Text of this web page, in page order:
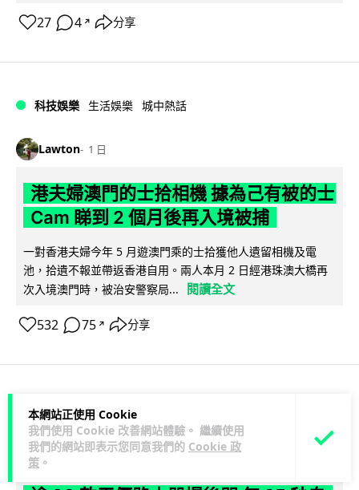
本網站正使用 Cookie
我們使用 Cookie 改善網站體驗。 繼續使用
我們的網站即表示您同意我們的 Cookie 政
策 。
27 4 ↗ 分享
科技娛樂 生活娛樂 城中熱話
Lawton 1 日
港夫婦澳門的士拾相機 據為己有被的士
Cam 睇到 2 個月後再入境被捕
一對香港夫婦今年 5 月遊澳門乘的士拾獲他人遺留相機及電
池，拾遺不報並帶返香港自用。兩人本月 2 日經港珠澳大橋再
次入境澳門時，被治安警察局...
閱讀全文
532 75 ↗ 分享
3C科技 家居無線
Vin 1 日